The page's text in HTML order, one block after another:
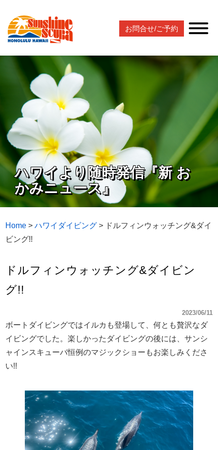
お問合せ/ご予約
ハワイより随時発信『新 お
かみニュース』
Home >ハワイダイビング > ドルフィンウォッチング&ダイ
ビング!!
ドルフィンウォッチング&ダイビン
グ!!
2023/06/11
ボートダイビングではイルカも登場して、何とも贅沢なダ
イビングでした。楽しかったダイビングの後には、サンシ
ャインスキューバ恒例のマジックショーもお楽しみくださ
い!!